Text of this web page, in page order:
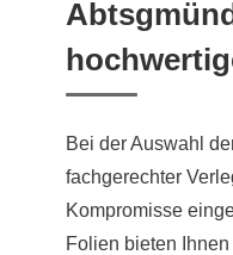
Bei der Auswahl
fachgerechter
Kompromisse
Folien bieten